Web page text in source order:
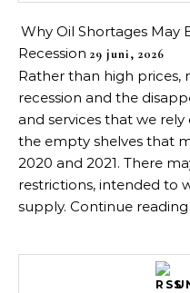
Why Oil Shortages May
Recession 29 juni, 2026
Rather than high prices,
recession and the
and services that we
the empty shelves that
2020 and 2021. There
restrictions, intended to
supply. Continue